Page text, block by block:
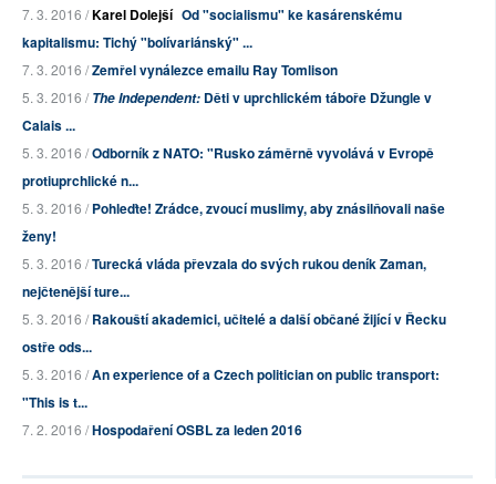
7. 3. 2016 /Karel Dolejší Od "socialismu" ke kasárenskému
kapitalismu: Tichý "bolívariánský" ...
7. 3. 2016 /Zemřel vynálezce emailu Ray Tomlison
5. 3. 2016 /The Independent: Děti v uprchlickém táboře Džungle v
Calais ...
5. 3. 2016 /Odborník z NATO: "Rusko záměrně vyvolává v Evropě
protiuprchlické n...
5. 3. 2016 /Pohleďte! Zrádce, zvoucí muslimy, aby znásilňovali naše
ženy!
5. 3. 2016 /Turecká vláda převzala do svých rukou deník Zaman,
nejčtenější ture...
5. 3. 2016 /Rakouští akademici, učitelé a další občané žijící v Řecku
ostře ods...
5. 3. 2016 /An experience of a Czech politician on public transport:
"This is t...
7. 2. 2016 /Hospodaření OSBL za leden 2016